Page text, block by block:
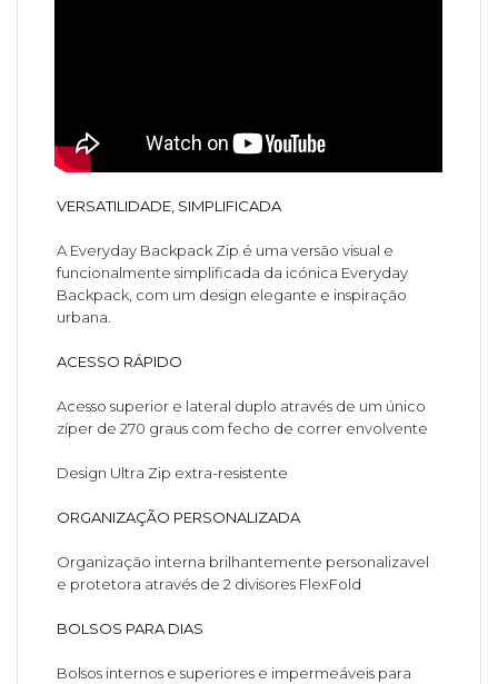
VERSATILIDADE, SIMPLIFICADA
A Everyday Backpack Zip é uma versão visual e
funcionalmente simplificada da icónica Everyday
Backpack, com um design elegante e inspiração
urbana.
ACESSO RÁPIDO
Acesso superior e lateral duplo através de um único
zíper de 270 graus com fecho de correr envolvente
Design Ultra Zip extra-resistente
ORGANIZAÇÃO PERSONALIZADA
Organização interna brilhantemente personalizavel
e protetora através de 2 divisores FlexFold
BOLSOS PARA DIAS
Bolsos internos e superiores e impermeáveis para